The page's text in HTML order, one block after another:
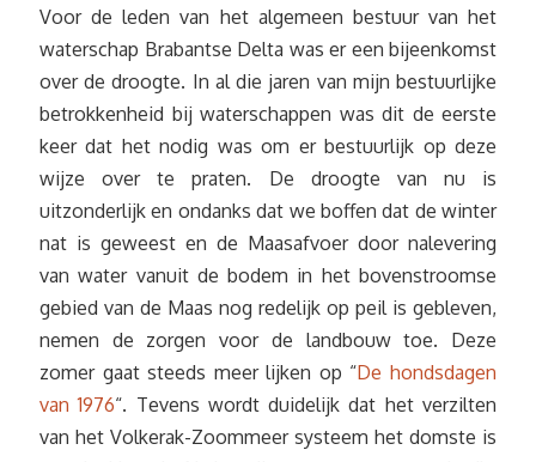
Voor de leden van het algemeen bestuur van het
waterschap Brabantse Delta was er een bijeenkomst
over de droogte. In al die jaren van mijn bestuurlijke
betrokkenheid bij waterschappen was dit de eerste
keer dat het nodig was om er bestuurlijk op deze
wijze over te praten. De droogte van nu is
uitzonderlijk en ondanks dat we boffen dat de winter
nat is geweest en de Maasafvoer door nalevering
van water vanuit de bodem in het bovenstroomse
gebied van de Maas nog redelijk op peil is gebleven,
nemen de zorgen voor de landbouw toe. Deze
zomer gaat steeds meer lijken op “De hondsdagen
van 1976“. Tevens wordt duidelijk dat het verzilten
van het Volkerak-Zoommeer systeem het domste is